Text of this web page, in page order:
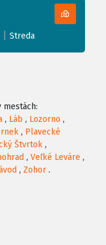
Streda
mestách:
, Láb , Lozorno ,
, Plavecké
Štvrtok ,
, Veľké Leváre ,
, Zohor .